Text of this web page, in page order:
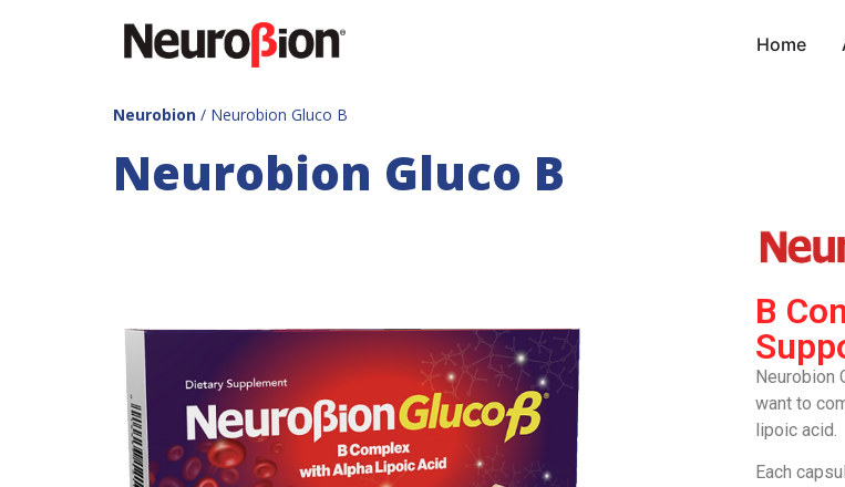
Home
Neurobion / Neurobion Gluco B
Neurobion Gluco B
B
Neurobion
want to
lipoic acid.
Each